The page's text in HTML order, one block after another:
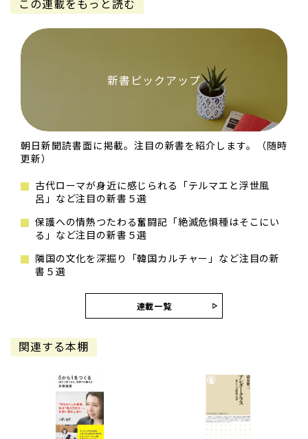
この連載をもっと読む
新書ピックアップ
朝日新聞読書面に掲載。注目の新書を紹介します。（随時
更新）
古代ローマが身近に感じられる「テルマエと浮世風
呂」など注目の新書５選
保護への情熱つたわる奮闘記「絶滅危惧種はそこにい
る」など注目の新書５選
隣国の文化を深掘り「韓国カルチャー」など注目の新
書５選
連載一覧
関連する本棚